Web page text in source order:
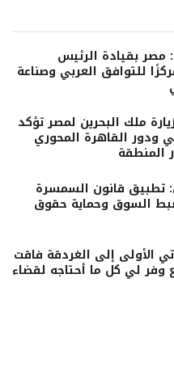
مصر بقيادة الرئيس
للتوافق العربي وصناعة
ملك البحرين لمصر تؤكد
ودور القاهرة المحوري
المنطقة
تطبيق قانون السمسرة
السوق وحماية حقوق
الأولى إلى الغردقة فاقت
وفر لي كل ما أحتاجه لقضاء